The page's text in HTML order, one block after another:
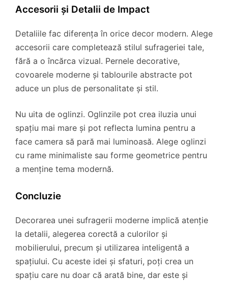
Accesorii și Detalii de Impact
Detaliile fac diferența în orice decor modern. Alege
accesorii care completează stilul sufrageriei tale,
fără a o încărca vizual. Pernele decorative,
covoarele moderne și tablourile abstracte pot
aduce un plus de personalitate și stil.
Nu uita de oglinzi. Oglinzile pot crea iluzia unui
spațiu mai mare și pot reflecta lumina pentru a
face camera să pară mai luminoasă. Alege oglinzi
cu rame minimaliste sau forme geometrice pentru
a menține tema modernă.
Concluzie
Decorarea unei sufragerii moderne implică atenție
la detalii, alegerea corectă a culorilor și
mobilierului, precum și utilizarea inteligentă a
spațiului. Cu aceste idei și sfaturi, poți crea un
spațiu care nu doar că arată bine, dar este și